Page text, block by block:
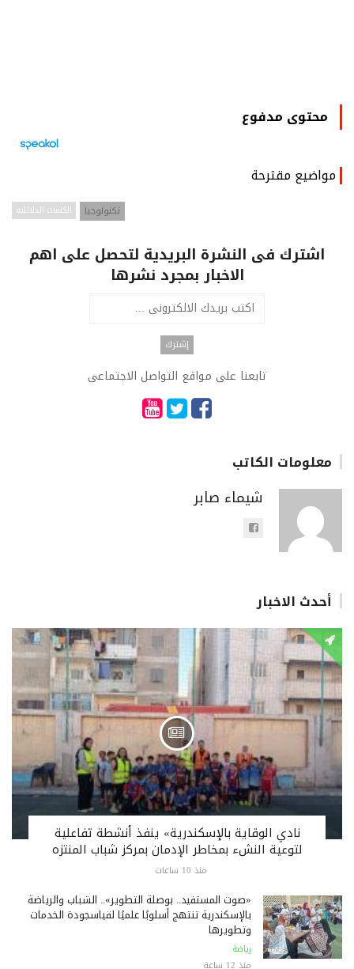
محتوى مدفوع
مواضيع مقترحة
الكلمات الدلائليه تكنولوجيا
اشترك فى النشرة البريدية لتحصل على اهم
الاخبار بمجرد نشرها
تابعنا على مواقع التواصل الاجتماعى
معلومات الكاتب
شيماء صابر
أحدث الاخبار
نادي الوقاية بالإسكندرية» ينفذ أنشطة تفاعلية
لتوعية النشء بمخاطر الإدمان بمركز شباب المنتزه
منذ 10 ساعات
«صوت المستفيد.. بوصلة التطوير».. الشباب والرياضة
بالإسكندرية تنتهج أسلوبًا علميًا لقياسجودة الخدمات
وتطويرها
رياضة
منذ 12 ساعة